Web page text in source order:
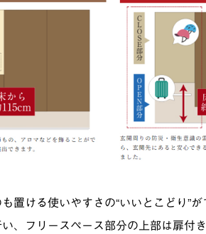
置ける使いやすさの“いいとこどり”
、フリースペース部分の上部は扉付